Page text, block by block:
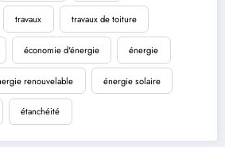
travaux travaux de toiture
économie d'énergie énergie
renouvelable énergie solaire
étanchéité